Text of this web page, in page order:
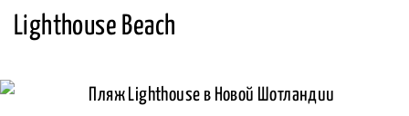
Lighthouse Beach